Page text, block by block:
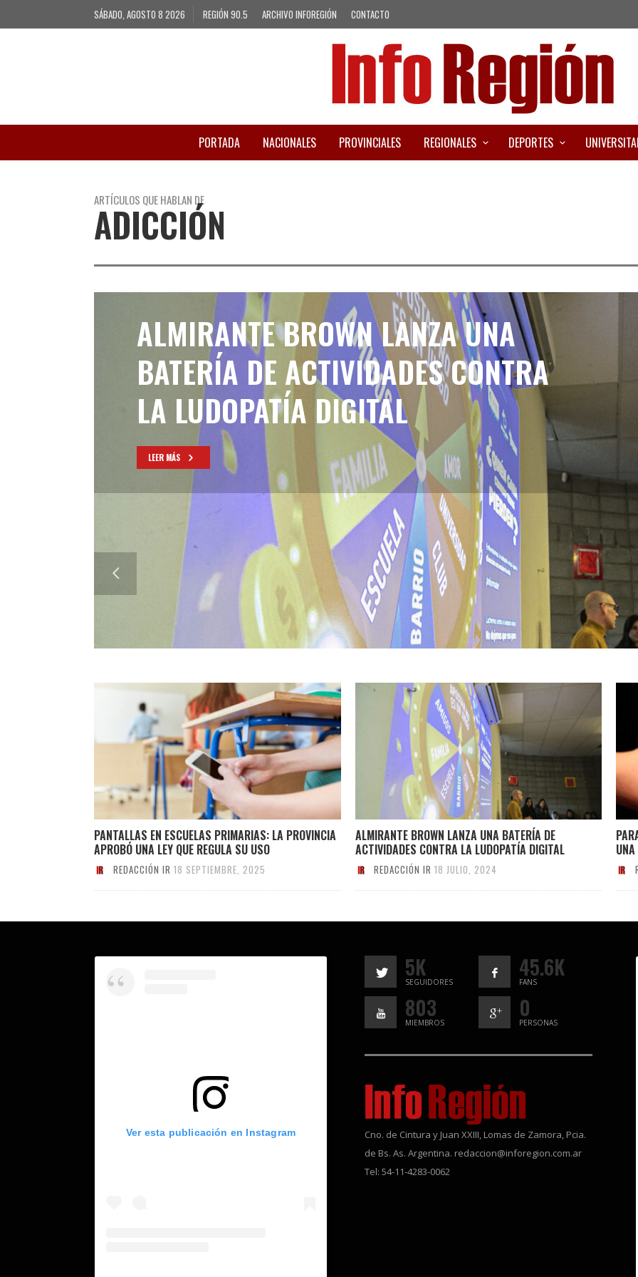
SÁBADO, AGOSTO 8 2026 REGIÓN 90.5 ARCHIVO INFOREGIÓN CONTACTO
PORTADA NACIONALES PROVINCIALES REGIONALES DEPORTES
ARTÍCULOS QUE HABLAN DE
ADICCIÓN
ALMIRANTE BROWN LANZA UNA
BATERÍA DE ACTIVIDADES CONTRA
LA LUDOPATÍA DIGITAL
LEER MÁS
PANTALLAS EN ESCUELAS PRIMARIAS: LA PROVINCIA
APROBÓ UNA LEY QUE REGULA SU USO
REDACCIÓN IR 18 SEPTIEMBRE, 2025
ALMIRANTE BROWN LANZA UNA BATERÍA DE
ACTIVIDADES CONTRA LA LUDOPATÍA DIGITAL
REDACCIÓN IR 18 JULIO, 2024
Ver esta publicación en Instagram
5K
SEGUIDORES
45.6K
FANS
803
MIEMBROS
0
PERSONAS
Cno. de Cintura y Juan XXIII, Lomas de Zamora, Pcia.
de Bs. As. Argentina. redaccion@inforegion.com.ar
Tel: 54-11-4283-0062